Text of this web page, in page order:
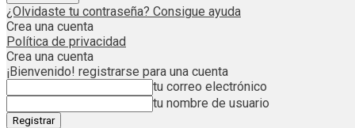
¿Olvidaste tu contraseña? Consigue ayuda
Crea una cuenta
Política de privacidad
Crea una cuenta
¡Bienvenido! registrarse para una cuenta
tu correo electrónico
tu nombre de usuario